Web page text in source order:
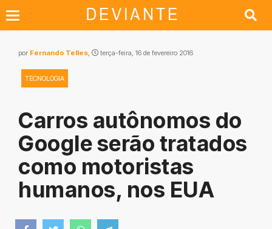
por Fernando Telles, terça-feira, 16 de fevereiro 2016
TECNOLOGIA
Carros autônomos do
Google serão tratados
como motoristas
humanos, nos EUA